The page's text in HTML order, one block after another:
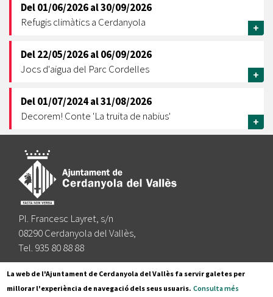
Del01/06/2026al30/09/2026
Refugis climàtics a Cerdanyola
+
Del22/05/2026al06/09/2026
Jocs d'aigua del Parc Cordelles
+
Del01/07/2024al31/08/2026
Decorem! Conte 'La truita de nabius'
+
Pl. Francesc Layret, s/n
08290 Cerdanyola del Vallès,
Tel. 935 80 88 88
Segueix-nos a:
La web de l'Ajuntament de Cerdanyola del Vallès fa servir galetes per
millorar l'experiència de navegació dels seus usuaris. Consulta més